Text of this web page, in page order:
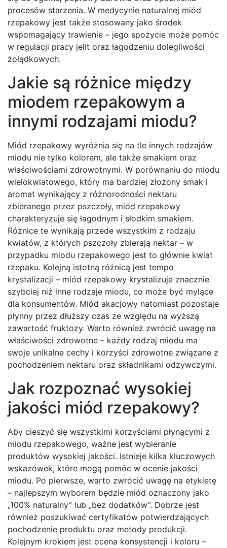
procesów starzenia. W medycynie naturalnej miód
rzepakowy jest także stosowany jako środek
wspomagający trawienie – jego spożycie może pomóc
w regulacji pracy jelit oraz łagodzeniu dolegliwości
żołądkowych.
Jakie są różnice między
miodem rzepakowym a
innymi rodzajami miodu?
Miód rzepakowy wyróżnia się na tle innych rodzajów
miodu nie tylko kolorem, ale także smakiem oraz
właściwościami zdrowotnymi. W porównaniu do miodu
wielokwiatowego, który ma bardziej złożony smak i
aromat wynikający z różnorodności nektaru
zbieranego przez pszczoły, miód rzepakowy
charakteryzuje się łagodnym i słodkim smakiem.
Różnice te wynikają przede wszystkim z rodzaju
kwiatów, z których pszczoły zbierają nektar – w
przypadku miodu rzepakowego jest to głównie kwiat
rzepaku. Kolejną istotną różnicą jest tempo
krystalizacji – miód rzepakowy krystalizuje znacznie
szybciej niż inne rodzaje miodu, co może być mylące
dla konsumentów. Miód akacjowy natomiast pozostaje
płynny przez dłuższy czas ze względu na wyższą
zawartość fruktozy. Warto również zwrócić uwagę na
właściwości zdrowotne – każdy rodzaj miodu ma
swoje unikalne cechy i korzyści zdrowotne związane z
pochodzeniem nektaru oraz składnikami odżywczymi.
Jak rozpoznać wysokiej
jakości miód rzepakowy?
Aby cieszyć się wszystkimi korzyściami płynącymi z
miodu rzepakowego, ważne jest wybieranie
produktów wysokiej jakości. Istnieje kilka kluczowych
wskazówek, które mogą pomóc w ocenie jakości
miodu. Po pierwsze, warto zwrócić uwagę na etykietę
– najlepszym wyborem będzie miód oznaczony jako
„100% naturalny” lub „bez dodatków”. Dobrze jest
również poszukiwać certyfikatów potwierdzających
pochodzenie produktu oraz metody produkcji.
Kolejnym krokiem jest ocena konsystencji i koloru –